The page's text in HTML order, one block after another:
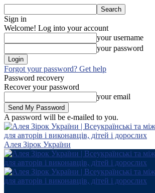
Sign in
Welcome! Log into your account
your username
your password
Forgot your password? Get help
Password recovery
Recover your password
your email
A password will be e-mailed to you.
Алея Зірок України